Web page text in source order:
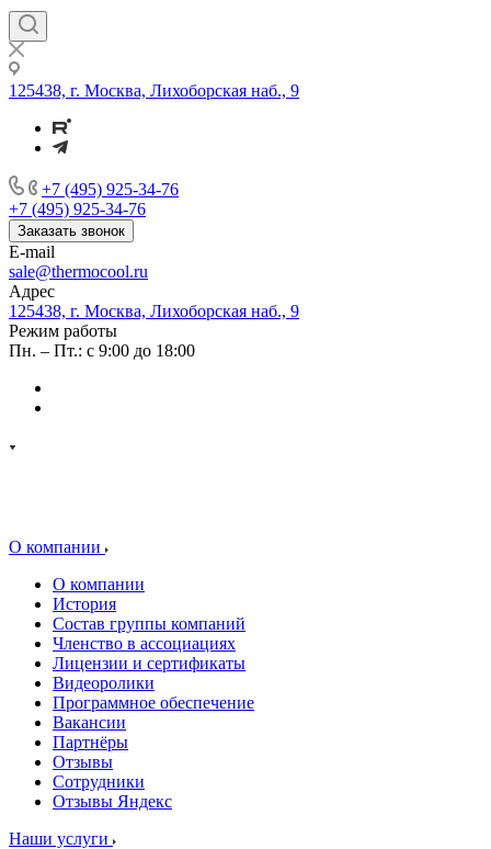
125438, г. Москва, Лихоборская наб., 9
+7 (495) 925-34-76
+7 (495) 925-34-76
Заказать звонок
E-mail
sale@thermocool.ru
Адрес
125438, г. Москва, Лихоборская наб., 9
Режим работы
Пн. – Пт.: с 9:00 до 18:00
О компании
О компании
История
Состав группы компаний
Членство в ассоциациях
Лицензии и сертификаты
Видеоролики
Программное обеспечение
Вакансии
Партнёры
Отзывы
Сотрудники
Отзывы Яндекс
Наши услуги